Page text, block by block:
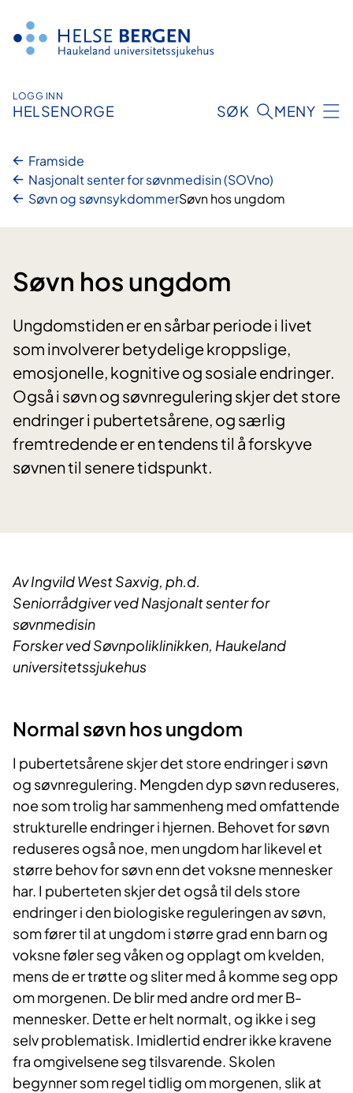
innhald
LOGG INN
HELSENORGE SØK MENY
Framside
Nasjonalt senter for søvnmedisin (SOVno)
Søvn og søvnsykdommerSøvn hos ungdom
Søvn hos ungdom
Ungdomstiden er en sårbar periode i livet
som involverer betydelige kroppslige,
emosjonelle, kognitive og sosiale endringer.
Også i søvn og søvnregulering skjer det store
endringer i pubertetsårene, og særlig
fremtredende er en tendens til å forskyve
søvnen til senere tidspunkt.
Av Ingvild West Saxvig, ph.d.
Seniorrådgiver ved Nasjonalt senter for
søvnmedisin
Forsker ved Søvnpoliklinikken, Haukeland
universitetssjukehus
Normal søvn hos ungdom
I pubertetsårene skjer det store endringer i søvn
og søvnregulering. Mengden dyp søvn reduseres,
noe som trolig har sammenheng med omfattende
strukturelle endringer i hjernen. Behovet for søvn
reduseres også noe, men ungdom har likevel et
større behov for søvn enn det voksne mennesker
har. I puberteten skjer det også til dels store
endringer i den biologiske reguleringen av søvn,
som fører til at ungdom i større grad enn barn og
voksne føler seg våken og opplagt om kvelden,
mens de er trøtte og sliter med å komme seg opp
om morgenen. De blir med andre ord mer B-
mennesker. Dette er helt normalt, og ikke i seg
selv problematisk. Imidlertid endrer ikke kravene
fra omgivelsene seg tilsvarende. Skolen
begynner som regel tidlig om morgenen, slik at